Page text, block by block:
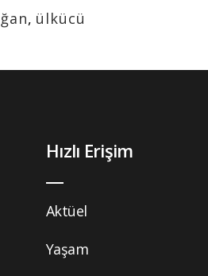
, ülkücü
Hızlı Erişim
Aktüel
Yaşam